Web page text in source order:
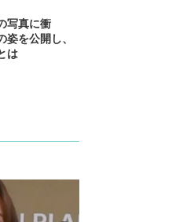
写真に衝
を公開し、
は